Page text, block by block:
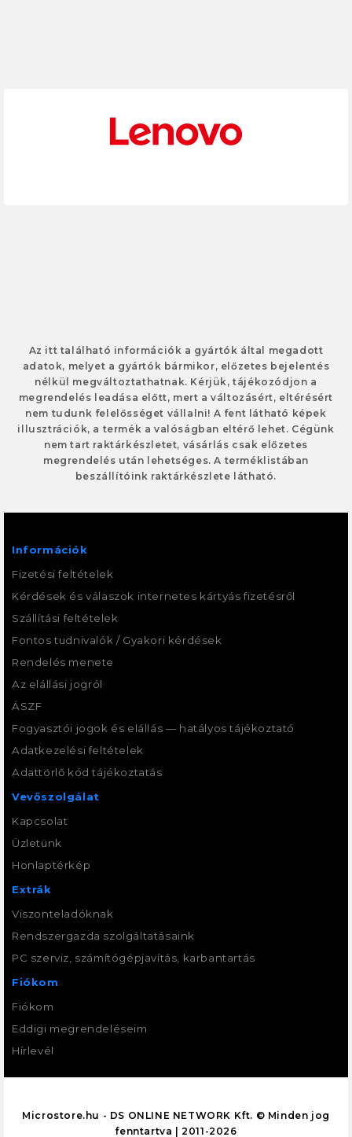
Az itt található információk a gyártók által megadott
adatok, melyet a gyártók bármikor, előzetes bejelentés
nélkül megváltoztathatnak. Kérjük, tájékozódjon a
megrendelés leadása előtt, mert a változásért, eltérésért
nem tudunk felelősséget vállalni! A fent látható képek
illusztrációk, a termék a valóságban eltérő lehet. Cégünk
nem tart raktárkészletet, vásárlás csak előzetes
megrendelés után lehetséges. A terméklistában
beszállítóink raktárkészlete látható.
Információk
Fizetési feltételek
Kérdések és válaszok internetes kártyás fizetésről
Szállítási feltételek
Fontos tudnivalók / Gyakori kérdések
Rendelés menete
Az elállási jogról
ÁSZF
Fogyasztói jogok és elállás — hatályos tájékoztató
Adatkezelési feltételek
Adattörlő kód tájékoztatás
Vevőszolgálat
Kapcsolat
Üzletünk
Honlaptérkép
Extrák
Viszonteladóknak
Rendszergazda szolgáltatásaink
PC szerviz, számítógépjavítás, karbantartás
Fiókom
Fiókom
Eddigi megrendeléseim
Hírlevél
Microstore.hu - DS ONLINE NETWORK Kft. © Minden jog
fenntartva | 2011-2026